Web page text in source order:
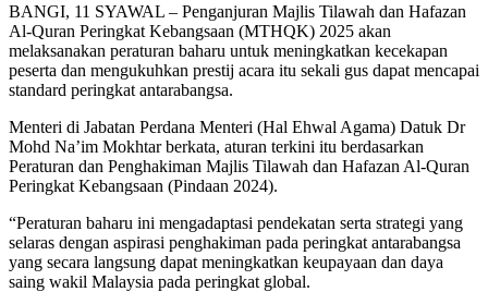
BANGI, 11 SYAWAL – Penganjuran Majlis Tilawah dan Hafazan
Al-Quran Peringkat Kebangsaan (MTHQK) 2025 akan
melaksanakan peraturan baharu untuk meningkatkan kecekapan
peserta dan mengukuhkan prestij acara itu sekali gus dapat mencapai
standard peringkat antarabangsa.
Menteri di Jabatan Perdana Menteri (Hal Ehwal Agama) Datuk Dr
Mohd Na’im Mokhtar berkata, aturan terkini itu berdasarkan
Peraturan dan Penghakiman Majlis Tilawah dan Hafazan Al-Quran
Peringkat Kebangsaan (Pindaan 2024).
“Peraturan baharu ini mengadaptasi pendekatan serta strategi yang
selaras dengan aspirasi penghakiman pada peringkat antarabangsa
yang secara langsung dapat meningkatkan keupayaan dan daya
saing wakil Malaysia pada peringkat global.